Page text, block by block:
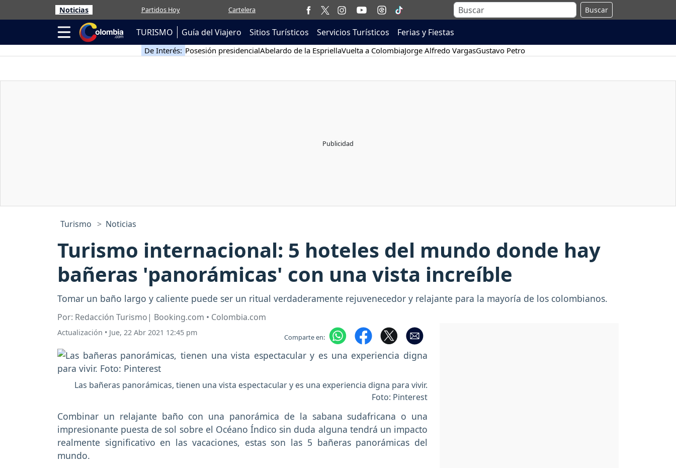
Noticias Partidos Hoy Cartelera Buscar
TURISMO Guía del Viajero Sitios Turísticos Servicios Turísticos Ferias y Fiestas
De Interés: Posesión presidencialAbelardo de la EspriellaVuelta a ColombiaJorge Alfredo VargasGustavo Petro
Turismo Noticias
Turismo internacional: 5 hoteles del mundo donde hay
bañeras 'panorámicas' con una vista increíble
Tomar un baño largo y caliente puede ser un ritual verdaderamente rejuvenecedor y relajante para la mayoría de los colombianos.
Por: Redacción Turismo| Booking.com • Colombia.com
Actualización • Jue, 22 Abr 2021 12:45 pm Comparte en:
Las bañeras panorámicas, tienen una vista espectacular y es una experiencia digna para vivir.
Foto: Pinterest
Combinar un relajante baño con una panorámica de la sabana sudafricana o una
impresionante puesta de sol sobre el Océano Índico sin duda alguna tendrá un impacto
realmente significativo en las vacaciones, estas son las 5 bañeras panorámicas del
mundo.